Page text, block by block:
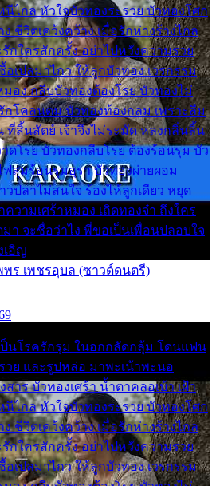
ไกล หัวใจบัวทองระรวย บัวทองโศก
ง ชีวิตเคว้งคว้าง เมื่อรักห่างร้างไกล
กใครสักครั้ง อย่าไปหวังความรวย
เปลมาไกว ให้ลูกบัวทอง เวรกรรม
มอง กลีบบัวทองต้องโรย บัวทองไม่
กโคลนตม บัวทองท้องกลม เพราะลืม
ที่สิ้นสัตย์ เจ้าจึงไม่ระมัด หลงกลิ่นลิ้น
ดโรย บัวทองกลีบโรย ต้องร้อนรุม บัว
สุมร้อนรุมอุรา บัวทองผ่ายผอม
วปลาไม่สนใจ ร้องไห้ลูกเดียว หยุด
ความเศร้าหมอง เถิดทองจ๋า ถึงใคร
มา จะชื่อว่าไง พี่ขอเป็นเพื่อนปลอบใจ
เอิญ
พร เพชรอุบล (ซาวด์ดนตรี)
ป็นโรครักรุม ในอกกลัดกลุ้ม โดนแฟน
วย และรูปหล่อ มาพะเน้าพะนอ
สาร บัวทองเศร้า น้ำตาคลอเบ้า เฝ้า
ไกล หัวใจบัวทองระรวย บัวทองโศก
ง ชีวิตเคว้งคว้าง เมื่อรักห่างร้างไกล
กใครสักครั้ง อย่าไปหวังความรวย
เปลมาไกว ให้ลูกบัวทอง เวรกรรม